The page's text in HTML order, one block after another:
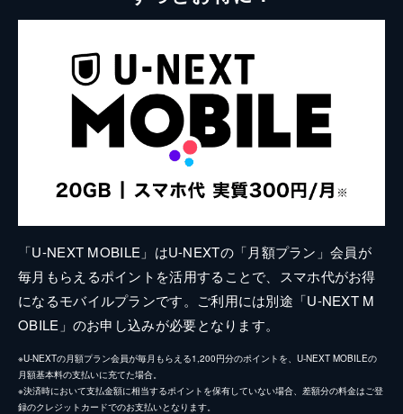
「U-NEXT MOBILE」はU-NEXTの「月額プラン」会員が
毎月もらえるポイントを活用することで、スマホ代がお得
になるモバイルプランです。ご利用には別途「U-NEXT M
OBILE」のお申し込みが必要となります。
※U-NEXTの月額プラン会員が毎月もらえる1,200円分のポイントを、U-NEXT MOBILEの
月額基本料の支払いに充てた場合。
※決済時において支払金額に相当するポイントを保有していない場合、差額分の料金はご登
録のクレジットカードでのお支払いとなります。